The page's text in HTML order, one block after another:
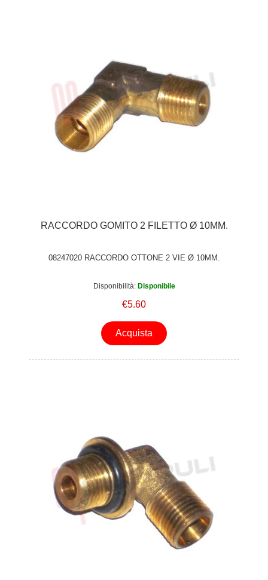
RACCORDO GOMITO 2 FILETTO Ø 10MM.
08247020 RACCORDO OTTONE 2 VIE Ø 10MM.
Disponibilità: Disponibile
€5.60
Acquista